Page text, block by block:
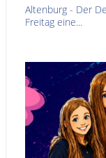
Altenburg - Der
Freitag eine...